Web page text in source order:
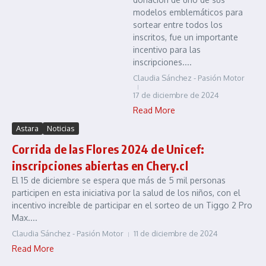
modelos emblemáticos para
sortear entre todos los
inscritos, fue un importante
incentivo para las
inscripciones....
Claudia Sánchez - Pasión Motor
17 de diciembre de 2024
Read More
Astara Noticias
Corrida de las Flores 2024 de Unicef:
inscripciones abiertas en Chery.cl
El 15 de diciembre se espera que más de 5 mil personas
participen en esta iniciativa por la salud de los niños, con el
incentivo increíble de participar en el sorteo de un Tiggo 2 Pro
Max....
Claudia Sánchez - Pasión Motor 11 de diciembre de 2024
Read More